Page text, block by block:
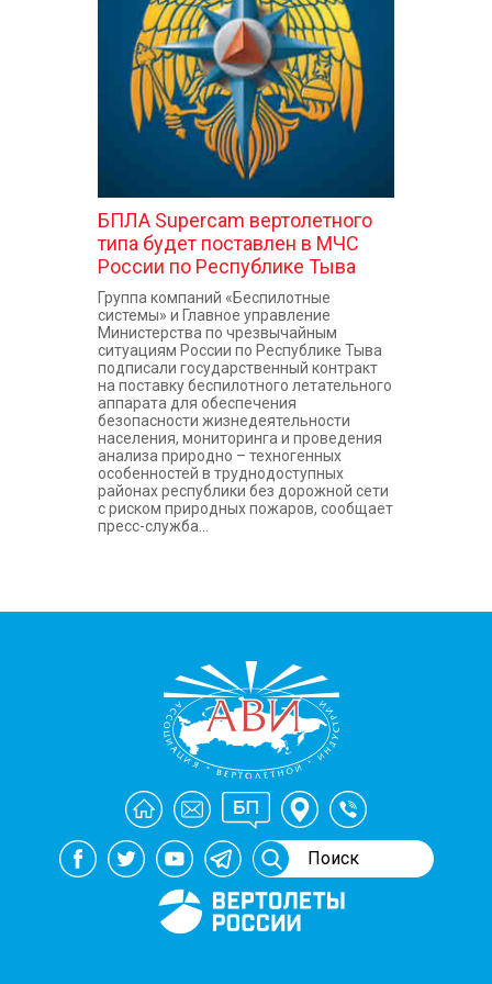
БПЛА Supercam вертолетного
типа будет поставлен в МЧС
России по Республике Тыва
Группа компаний «Беспилотные
системы» и Главное управление
Министерства по чрезвычайным
ситуациям России по Республике Тыва
подписали государственный контракт
на поставку беспилотного летательного
аппарата для обеспечения
безопасности жизнедеятельности
населения, мониторинга и проведения
анализа природно – техногенных
особенностей в труднодоступных
районах республики без дорожной сети
с риском природных пожаров, сообщает
пресс-служба...